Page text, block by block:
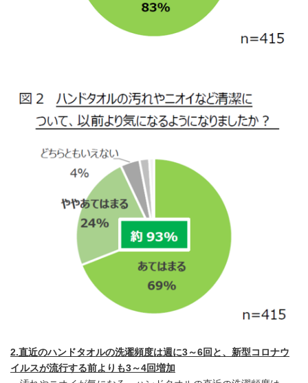
2.直近のハンドタオルの洗濯頻度は週に3 ～6回と、新型コロナウ
イルスが流行する前よりも3 ～4回増加